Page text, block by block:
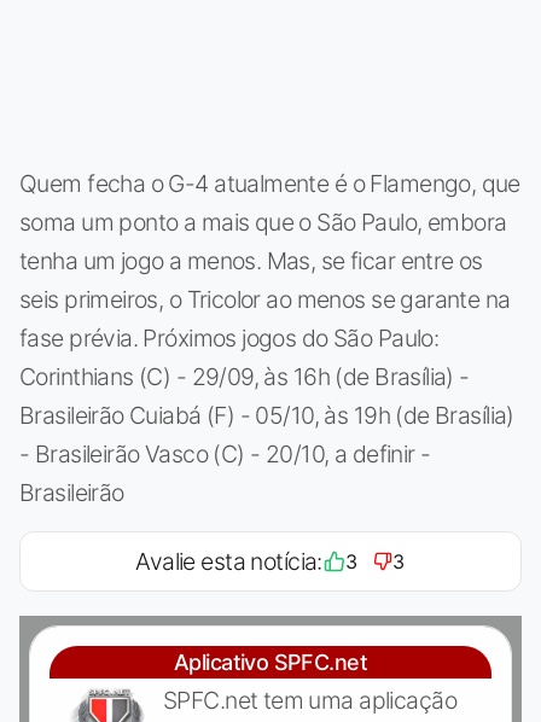
Quem fecha o G-4 atualmente é o Flamengo, que
soma um ponto a mais que o São Paulo, embora
tenha um jogo a menos. Mas, se ficar entre os
seis primeiros, o Tricolor ao menos se garante na
fase prévia. Próximos jogos do São Paulo:
Corinthians (C) - 29/09, às 16h (de Brasília) -
Brasileirão Cuiabá (F) - 05/10, às 19h (de Brasília)
- Brasileirão Vasco (C) - 20/10, a definir -
Brasileirão
Avalie esta notícia: 3 3
Aplicativo SPFC.net
SPFC.net tem uma aplicação